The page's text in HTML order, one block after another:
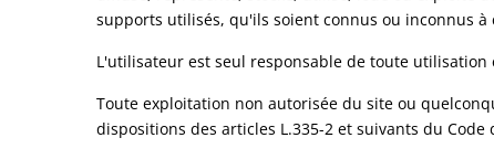
supports utilisés, qu'ils soient connus ou inconnus
L'utilisateur est seul responsable de toute
Toute exploitation non autorisée du site ou
dispositions des articles L.335-2 et suivants du